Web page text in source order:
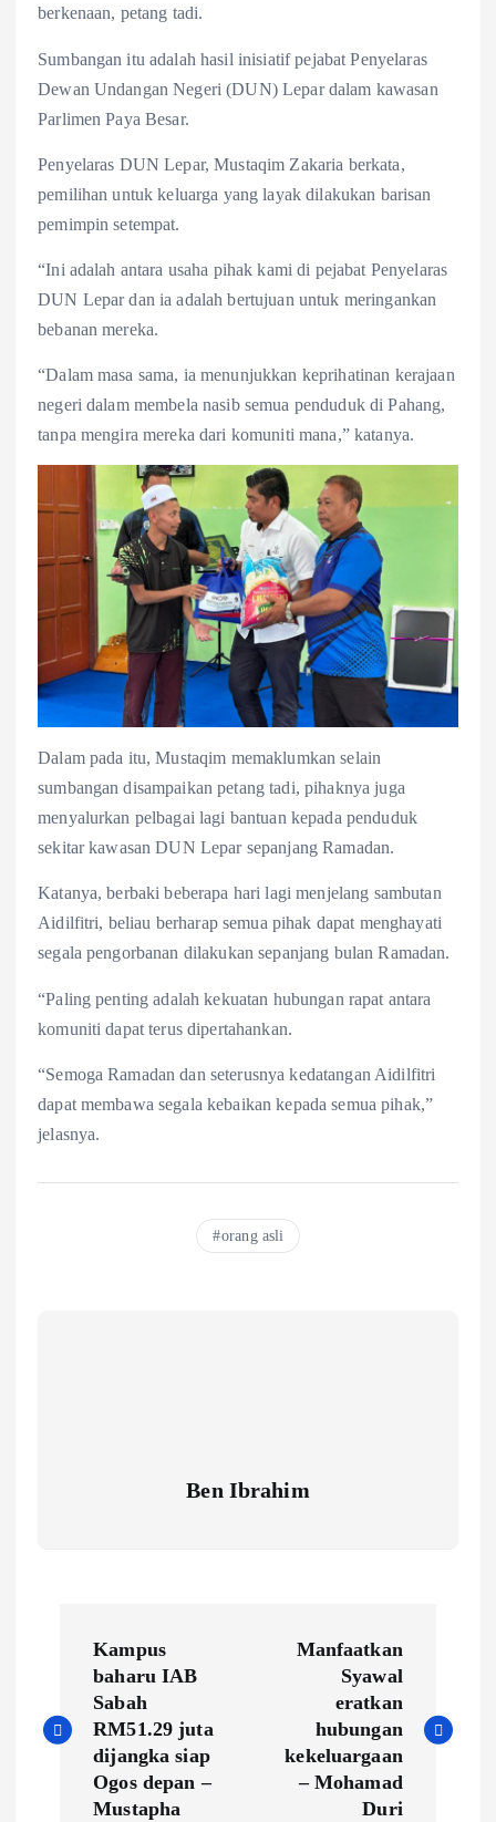
o
p
p
berkenaan, petang tadi.
Sumbangan itu adalah hasil inisiatif pejabat Penyelaras
Dewan Undangan Negeri (DUN) Lepar dalam kawasan
Parlimen Paya Besar.
Penyelaras DUN Lepar, Mustaqim Zakaria berkata,
pemilihan untuk keluarga yang layak dilakukan barisan
pemimpin setempat.
“Ini adalah antara usaha pihak kami di pejabat Penyelaras
DUN Lepar dan ia adalah bertujuan untuk meringankan
bebanan mereka.
“Dalam masa sama, ia menunjukkan keprihatinan kerajaan
negeri dalam membela nasib semua penduduk di Pahang,
tanpa mengira mereka dari komuniti mana,” katanya.
Dalam pada itu, Mustaqim memaklumkan selain
sumbangan disampaikan petang tadi, pihaknya juga
menyalurkan pelbagai lagi bantuan kepada penduduk
sekitar kawasan DUN Lepar sepanjang Ramadan.
Katanya, berbaki beberapa hari lagi menjelang sambutan
Aidilfitri, beliau berharap semua pihak dapat menghayati
segala pengorbanan dilakukan sepanjang bulan Ramadan.
“Paling penting adalah kekuatan hubungan rapat antara
komuniti dapat terus dipertahankan.
“Semoga Ramadan dan seterusnya kedatangan Aidilfitri
dapat membawa segala kebaikan kepada semua pihak,”
jelasnya.
orang asli
Ben Ibrahim
s
Kampus
baharu IAB
Sabah
RM51.29 juta
dijangka siap
Ogos depan –
Mustapha
Manfaatkan
Syawal
eratkan
hubungan
kekeluargaan
– Mohamad
Duri